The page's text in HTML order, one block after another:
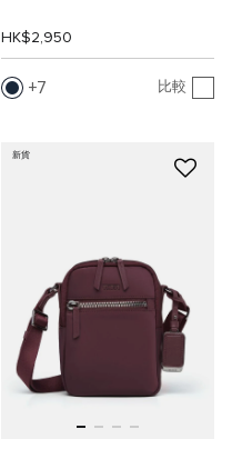
HK$2,950
7 比較
新貨